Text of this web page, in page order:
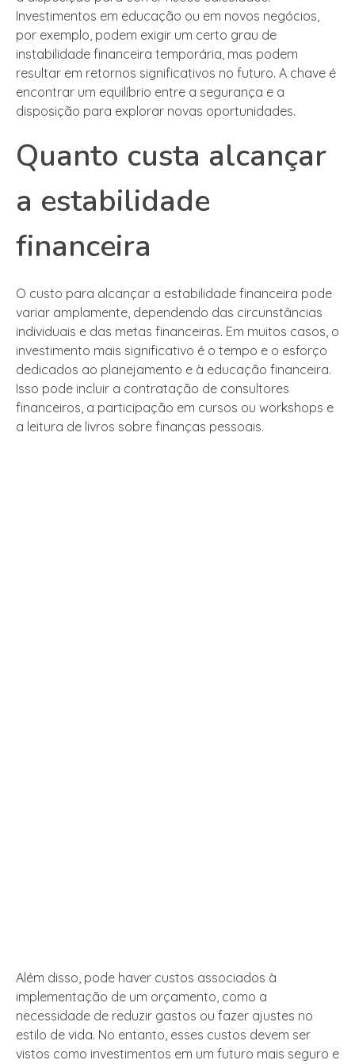
Investimentos em educação ou em novos negócios,
por exemplo, podem exigir um certo grau de
instabilidade financeira temporária, mas podem
resultar em retornos significativos no futuro. A chave é
encontrar um equilíbrio entre a segurança e a
disposição para explorar novas oportunidades.
Quanto custa alcançar
a estabilidade
financeira
O custo para alcançar a estabilidade financeira pode
variar amplamente, dependendo das circunstâncias
individuais e das metas financeiras. Em muitos casos, o
investimento mais significativo é o tempo e o esforço
dedicados ao planejamento e à educação financeira.
Isso pode incluir a contratação de consultores
financeiros, a participação em cursos ou workshops e
a leitura de livros sobre finanças pessoais.
Além disso, pode haver custos associados à
implementação de um orçamento, como a
necessidade de reduzir gastos ou fazer ajustes no
estilo de vida. No entanto, esses custos devem ser
vistos como investimentos em um futuro mais seguro e